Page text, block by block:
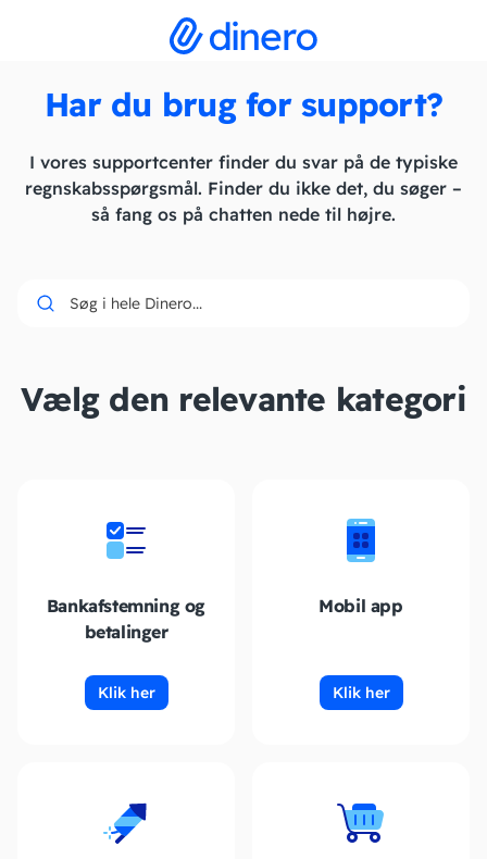
Har du brug for support?
I vores supportcenter finder du svar på de typiske
regnskabsspørgsmål. Finder du ikke det, du søger –
så fang os på chatten nede til højre.
Søg i hele Dinero...
Vælg den relevante kategori
Bankafstemning og
betalinger
Klik her
Mobil app
Klik her